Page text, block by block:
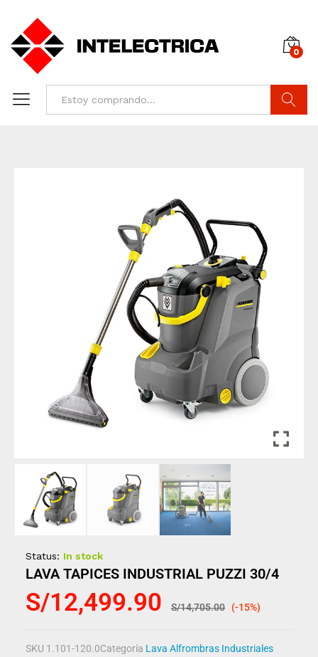
0
Status: In stock
LAVA TAPICES INDUSTRIAL PUZZI 30/4
S/12,499.90 S/14,705.00 (-15%)
SKU 1.101-120.0Categoría Lava Alfrombras Industriales